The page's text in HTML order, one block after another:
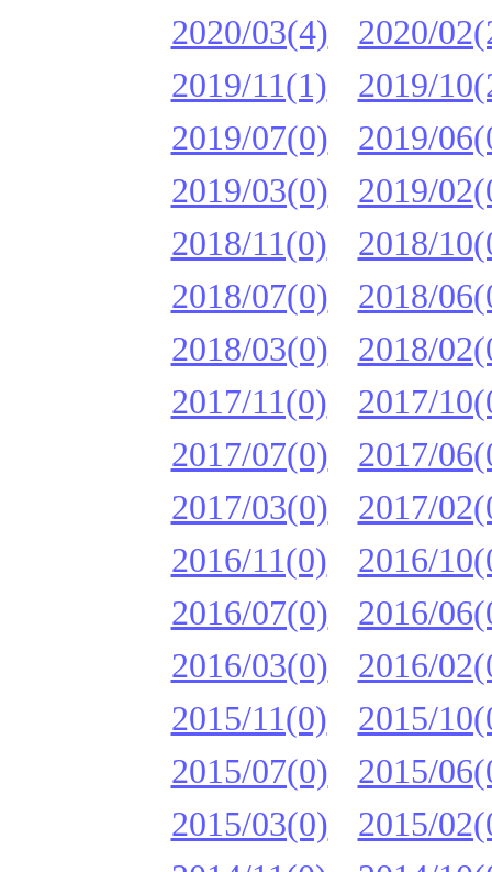
2020/03(4)
2020/
2019/11(1)
2019/
2019/07(0)
2019/
2019/03(0)
2019/
2018/11(0)
2018/
2018/07(0)
2018/
2018/03(0)
2018/
2017/11(0)
2017/
2017/07(0)
2017/
2017/03(0)
2017/
2016/11(0)
2016/
2016/07(0)
2016/
2016/03(0)
2016/
2015/11(0)
2015/
2015/07(0)
2015/
2015/03(0)
2015/